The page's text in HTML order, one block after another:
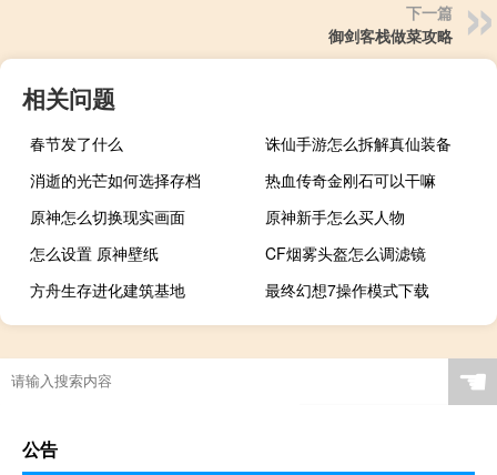
下一篇
御剑客栈做菜攻略
相关问题
春节发了什么
诛仙手游怎么拆解真仙装备
消逝的光芒如何选择存档
热血传奇金刚石可以干嘛
原神怎么切换现实画面
原神新手怎么买人物
怎么设置 原神壁纸
CF烟雾头盔怎么调滤镜
方舟生存进化建筑基地
最终幻想7操作模式下载
☚
公告